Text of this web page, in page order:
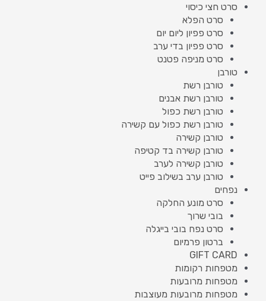
סרט חצי כיסוי
סרט הפלא
סרט פפיון ליום יום
סרט פפיון בדי ערב
סרט מניפה פטנט
טורבן
טורבן רשת
טורבן רשת אבנים
טורבן רשת כפול
טורבן רשת כפול עם קשירה
טורבן קשירה
טורבן קשירה בד קטיפה
טורבן קשירה לערב
טורבן ערב בשילוב פייט
נפחים
סרט מונע החלקה
בובי שרוך
סרט נפח בובי בייגלה
ברטון פרמיום
GIFT CARD
מטפחות רקומות
מטפחות מרובעות
מטפחות מרובעות מעוצבות